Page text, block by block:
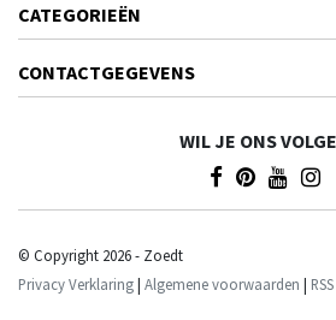
CATEGORIEËN
CONTACTGEGEVENS
WIL JE ONS
© Copyright 2026 - Zoedt
Privacy Verklaring| Algemene voorwaarden |